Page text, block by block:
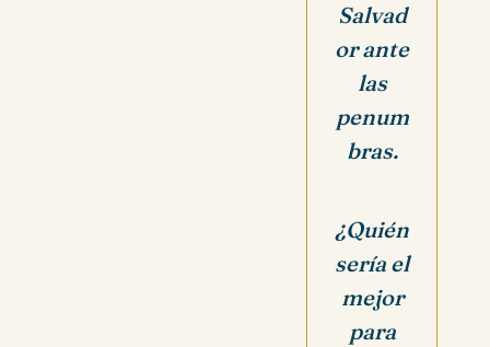
Salvad
or ante
las
penum
bras.
¿Quién
sería el
mejor
para